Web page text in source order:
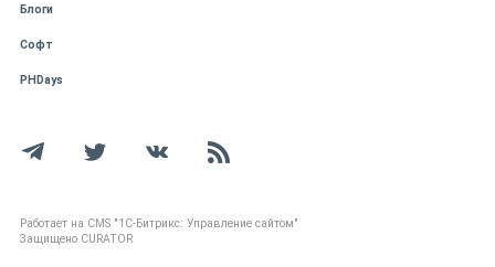
Блоги
Софт
PHDays
Работает на CMS "1С-Битрикс: Управление сайтом"
Защищено CURATOR